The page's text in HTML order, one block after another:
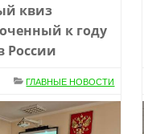
квиз
к году
России
ГЛАВНЫЕ НОВОСТИ